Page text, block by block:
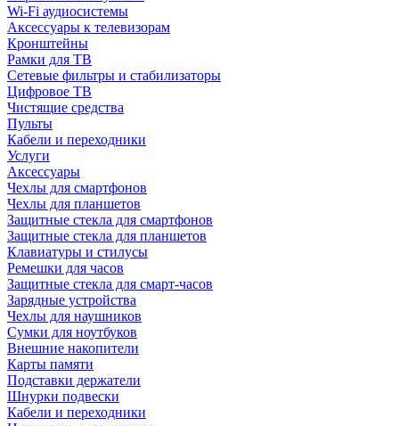
Wi-Fi аудиосистемы
Аксессуары к телевизорам
Кронштейны
Рамки для ТВ
Сетевые фильтры и стабилизаторы
Цифровое ТВ
Чистящие средства
Пульты
Кабели и переходники
Услуги
Аксессуары
Чехлы для смартфонов
Чехлы для планшетов
Защитные стекла для смартфонов
Защитные стекла для планшетов
Клавиатуры и стилусы
Ремешки для часов
Защитные стекла для смарт-часов
Зарядные устройства
Чехлы для наушников
Сумки для ноутбуков
Внешние накопители
Карты памяти
Подставки держатели
Шнурки подвески
Кабели и переходники